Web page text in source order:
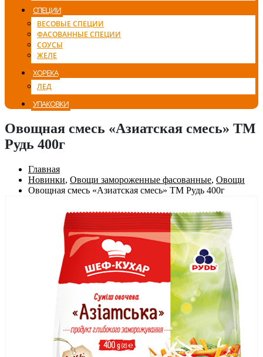
СПЕЦИИ
ВЕСОВЫЕ СПЕЦИИ
ФАСОВАННЫЕ СПЕЦИИ
СОУСЫ
ЖЕЛЕ
ХОРЕКА
ЛЕД
УПАКОВКИ
Овощная смесь «Азиатская смесь» ТМ
Рудь 400г
Главная
Новинки, Овощи замороженные фасованные, Овощи
Овощная смесь «Азиатская смесь» ТМ Рудь 400г